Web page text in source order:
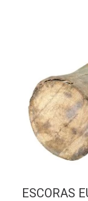
ESCORAS